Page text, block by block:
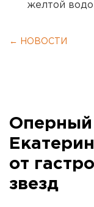
желтой
← НОВОСТИ
Оперный
от
звезд